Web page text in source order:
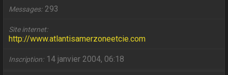
Messages 293
Site internet
http://www.atlantisamerzoneetcie.com
Inscription 14 janvier 2004, 06:18